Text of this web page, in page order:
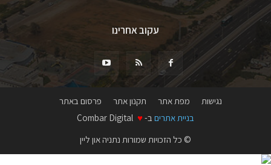
עקוב אחרינו
נגישות מפת אתר תקנון אתר
פרסום באתר
בניית אתרים ב- ♥
© כל הזכויות שמורות נתניה און ליין